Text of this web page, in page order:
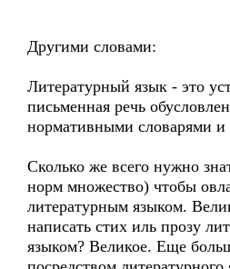
Другими словами:
Литературный язык - это
письменная речь
нормативными словарями и
Сколько же всего нужно
норм множество) чтобы
литературным языком.
написать стих иль прозу
языком? Великое. Еще